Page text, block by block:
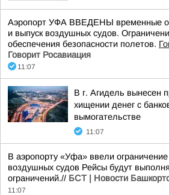
Аэропорт УФА ВВЕДЕНЫ временные
и выпуск воздушных судов.
обеспечения безопасности полетов.
Говорит Росавиация
11:07
В г. Агидель вынесен
хищении денег с
вымогательстве
11:07
В аэропорту «Уфа» ввели
воздушных судов Рейсы будут
ограничений.// БСТ | Новости
11:07